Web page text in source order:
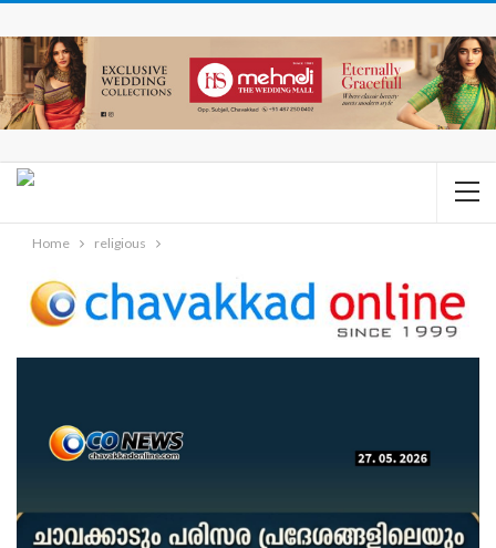
Home religious